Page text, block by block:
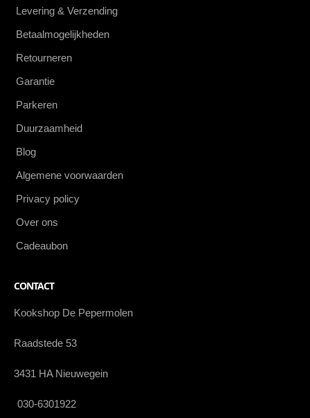
Levering & Verzending
Betaalmogelijkheden
Retourneren
Garantie
Parkeren
Duurzaamheid
Blog
Algemene voorwaarden
Privacy policy
Over ons
Cadeaubon
CONTACT
Kookshop De Pepermolen
Raadstede 53
3431 HA Nieuwegein
030-6301922